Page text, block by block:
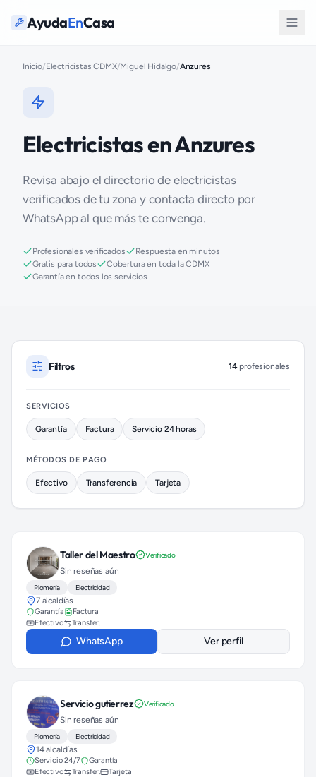
AyudaEnCasa
Inicio/Electricistas CDMX/Miguel Hidalgo/Anzures
Electricistas en Anzures
Revisa abajo el directorio de electricistas
verificados de tu zona y contacta directo por
WhatsApp al que más te convenga.
Profesionales verificados
Respuesta en minutos
Gratis para todos
Cobertura en toda la CDMX
Garantía en todos los servicios
Electricistas disponibles en Miguel Hidalgo (colonia Anzures)
Filtros 14 profesionales
SERVICIOS
Garantía Factura Servicio 24 horas
MÉTODOS DE PAGO
Efectivo Transferencia Tarjeta
Taller del Maestro Verificado
Sin reseñas aún
Plomería Electricidad
7 alcaldías
Garantía
Factura
Efectivo
Transfer.
WhatsApp Ver perfil
Servicio gutierrez Verificado
Sin reseñas aún
Plomería Electricidad
14 alcaldías
Servicio 24/7
Garantía
Efectivo
Transfer. Tarjeta